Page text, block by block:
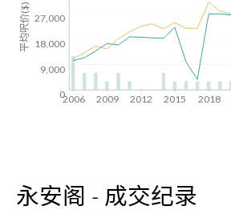
2006 2009 2012 2015 2018
27,000
18,000
9,000
0
平均呎价($)
永安阁 - 成交纪录